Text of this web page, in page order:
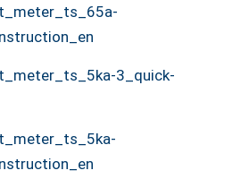
3_quick-